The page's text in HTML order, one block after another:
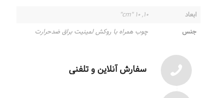
ابعاد
۱۰, ۱۰ "cm"
جنس
چوب همراه با روکش لمینیت براق ضدحرارت
سفارش آنلاین و تلفنی